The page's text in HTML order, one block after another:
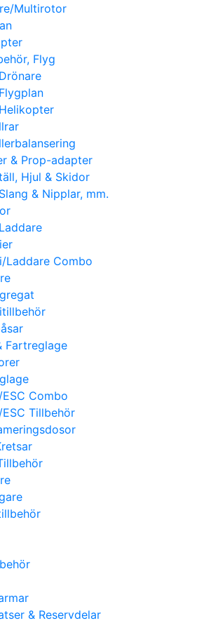
Multirotor
Flyg
& Prop-adapter
Hjul & Skidor
& Nipplar, mm.
Laddare Combo
Fartreglage
Combo
Tillbehör
& Reservdelar